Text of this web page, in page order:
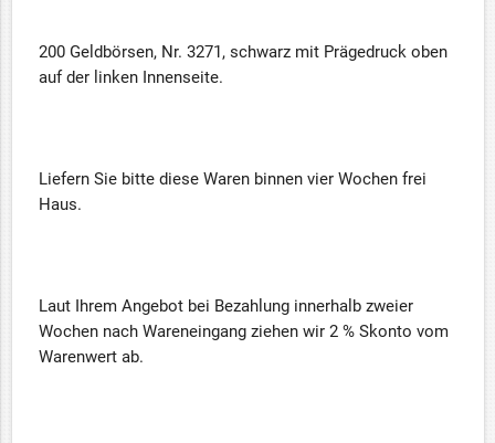
200 Geldbörsen, Nr. 3271, schwarz mit Prägedruck oben
auf der linken Innenseite.
Liefern Sie bitte diese Waren binnen vier Wochen frei
Haus.
Laut Ihrem Angebot bei Bezahlung innerhalb zweier
Wochen nach Wareneingang ziehen wir 2 % Skonto vom
Warenwert ab.